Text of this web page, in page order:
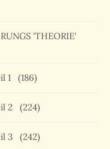
'THEORIE'
1 (186)
2 (224)
3 (242)